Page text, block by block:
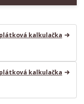
kalkulačka
kalkulačka